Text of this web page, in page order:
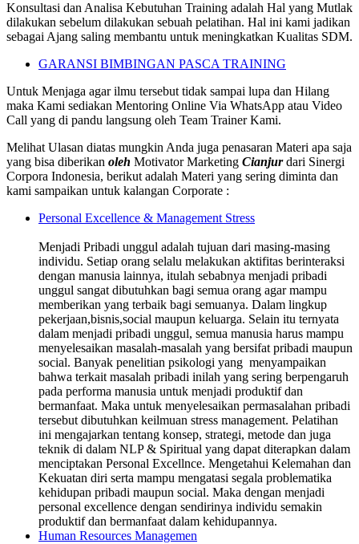
Konsultasi dan Analisa Kebutuhan Training adalah Hal yang Mutlak
dilakukan sebelum dilakukan sebuah pelatihan. Hal ini kami jadikan
sebagai Ajang saling membantu untuk meningkatkan Kualitas SDM.
GARANSI BIMBINGAN PASCA TRAINING
Untuk Menjaga agar ilmu tersebut tidak sampai lupa dan Hilang
maka Kami sediakan Mentoring Online Via WhatsApp atau Video
Call yang di pandu langsung oleh Team Trainer Kami.
Melihat Ulasan diatas mungkin Anda juga penasaran Materi apa saja
yang bisa diberikan oleh Motivator Marketing Cianjurdari Sinergi
Corpora Indonesia, berikut adalah Materi yang sering diminta dan
kami sampaikan untuk kalangan Corporate :
Personal Excellence & Management Stress
Menjadi Pribadi unggul adalah tujuan dari masing-masing
individu. Setiap orang selalu melakukan aktifitas berinteraksi
dengan manusia lainnya, itulah sebabnya menjadi pribadi
unggul sangat dibutuhkan bagi semua orang agar mampu
memberikan yang terbaik bagi semuanya. Dalam lingkup
pekerjaan,bisnis,social maupun keluarga. Selain itu ternyata
dalam menjadi pribadi unggul, semua manusia harus mampu
menyelesaikan masalah-masalah yang bersifat pribadi maupun
social. Banyak penelitian psikologi yang menyampaikan
bahwa terkait masalah pribadi inilah yang sering berpengaruh
pada performa manusia untuk menjadi produktif dan
bermanfaat. Maka untuk menyelesaikan permasalahan pribadi
tersebut dibutuhkan keilmuan stress management. Pelatihan
ini mengajarkan tentang konsep, strategi, metode dan juga
teknik di dalam NLP & Spiritual yang dapat diterapkan dalam
menciptakan Personal Excellnce. Mengetahui Kelemahan dan
Kekuatan diri serta mampu mengatasi segala problematika
kehidupan pribadi maupun social. Maka dengan menjadi
personal excellence dengan sendirinya individu semakin
produktif dan bermanfaat dalam kehidupannya.
Human Resources Managemen